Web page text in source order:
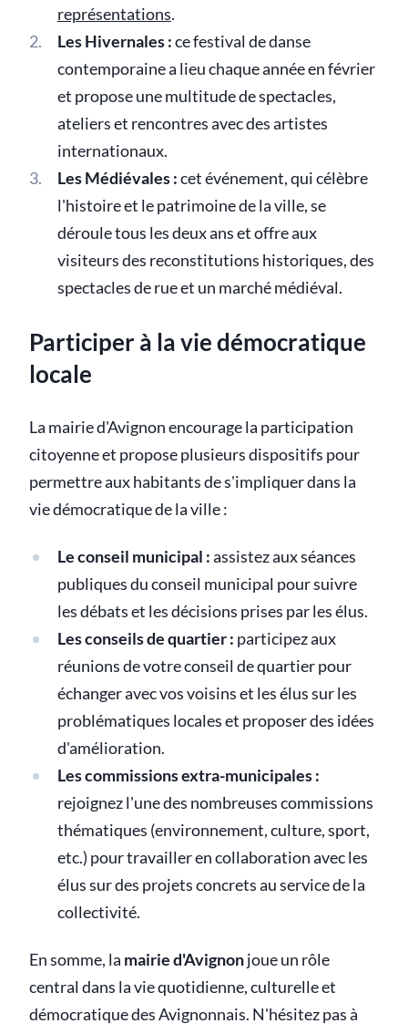
représentations.
Les Hivernales :ce festival de danse
contemporaine a lieu chaque année en février
et propose une multitude de spectacles,
ateliers et rencontres avec des artistes
internationaux.
Les Médiévales :cet événement, qui célèbre
l'histoire et le patrimoine de la ville, se
déroule tous les deux ans et offre aux
visiteurs des reconstitutions historiques, des
spectacles de rue et un marché médiéval.
Participer à la vie démocratique
locale
La mairie d'Avignon encourage la participation
citoyenne et propose plusieurs dispositifs pour
permettre aux habitants de s'impliquer dans la
vie démocratique de la ville :
Le conseil municipal :assistez aux séances
publiques du conseil municipal pour suivre
les débats et les décisions prises par les élus.
Les conseils de quartier : participez aux
réunions de votre conseil de quartier pour
échanger avec vos voisins et les élus sur les
problématiques locales et proposer des idées
d'amélioration.
Les commissions extra-municipales :
rejoignez l'une des nombreuses commissions
thématiques (environnement, culture, sport,
etc.) pour travailler en collaboration avec les
élus sur des projets concrets au service de la
collectivité.
En somme, la mairie d'Avignonjoue un rôle
central dans la vie quotidienne, culturelle et
démocratique des Avignonnais. N'hésitez pas à